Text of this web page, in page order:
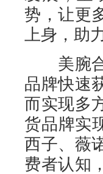
势，让更
上身，助
美腕合
品牌快速
而实现多
货品牌实
西子、薇
费者认知